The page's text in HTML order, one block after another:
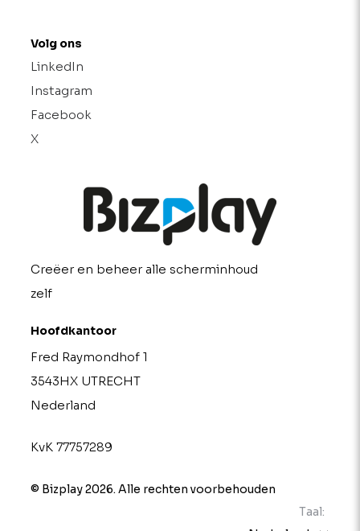
Volg ons
LinkedIn
Instagram
Facebook
X
Creëer en beheer alle scherminhoud
zelf
Hoofdkantoor
Fred Raymondhof 1
3543HX UTRECHT
Nederland
KvK 77757289
© Bizplay 2026. Alle rechten voorbehouden
Taal: